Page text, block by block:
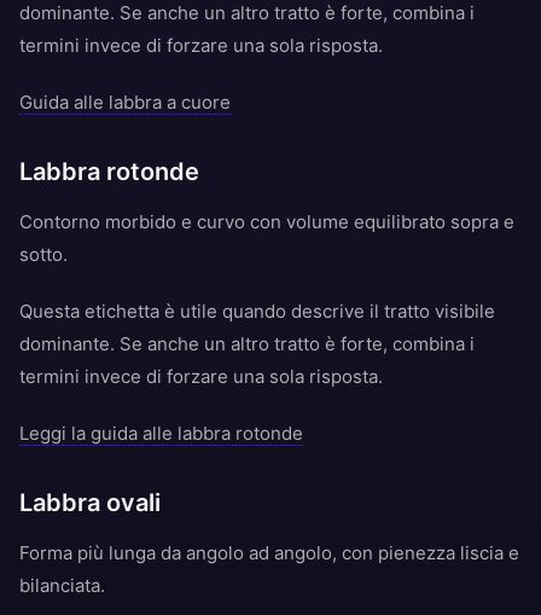
dominante. Se anche un altro tratto è forte, combina i
termini invece di forzare una sola risposta.
Guida alle labbra a cuore
Labbra rotonde
Contorno morbido e curvo con volume equilibrato sopra e
sotto.
Questa etichetta è utile quando descrive il tratto visibile
dominante. Se anche un altro tratto è forte, combina i
termini invece di forzare una sola risposta.
Leggi la guida alle labbra rotonde
Labbra ovali
Forma più lunga da angolo ad angolo, con pienezza liscia e
bilanciata.